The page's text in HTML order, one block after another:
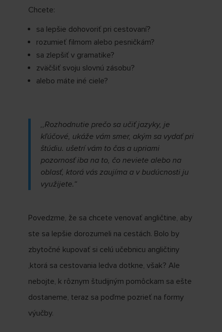
Chcete:
sa lepšie dohovoriť pri cestovaní?
rozumieť filmom alebo pesničkám?
sa zlepšiť v gramatike?
zväčšiť svoju slovnú zásobu?
alebo máte iné ciele?
,,Rozhodnutie prečo sa učiť jazyky, je
kľúčové, ukáže vám smer, akým sa vydať pri
štúdiu. ušetrí vám to čas a upriami
pozornosť iba na to, čo neviete alebo na
oblasť, ktorá vás zaujíma a v budúcnosti ju
využijete.“
Povedzme, že sa chcete venovať angličtine, aby
ste sa lepšie dorozumeli na cestách. Bolo by
zbytočné kupovať si celú učebnicu angličtiny
,ktorá sa cestovania ledva dotkne, však? Ale
nebojte, k rôznym študijným pomôckam sa ešte
dostaneme, teraz sa poďme pozrieť na formy
výučby.